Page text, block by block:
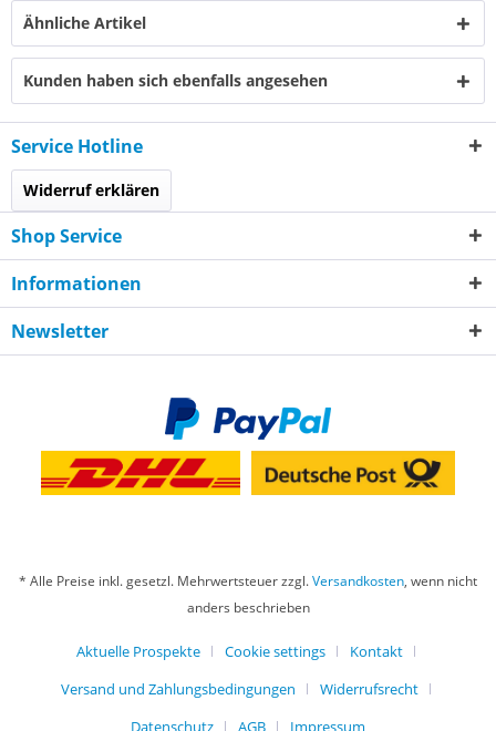
Ähnliche Artikel
Kunden haben sich ebenfalls angesehen
Service Hotline
Widerruf erklären
Shop Service
Informationen
Newsletter
* Alle Preise inkl. gesetzl. Mehrwertsteuer zzgl.Versandkosten, wenn nicht
anders beschrieben
Aktuelle Prospekte Cookie settings
Kontakt
Versand und Zahlungsbedingungen
Widerrufsrecht
Datenschutz
AGB Impressum